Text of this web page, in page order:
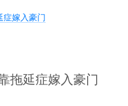
症嫁入豪门
拖延症嫁入豪门